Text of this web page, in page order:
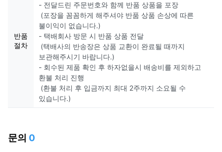
반품
절차
- 전달드린 주문번호와 함께 반품 상품을 포장
(포장을 꼼꼼하게 해주셔야 반품 상품 손상에 따른
불이익이 없습니다.)
- 택배회사 방문 시 반품 상품 전달
(택배사의 반송장은 상품 교환이 완료될 때까지
보관해주시기 바랍니다.)
- 회수된 제품 확인 후 하자없을시 배송비를 제외하고
환불 처리 진행
(환불 처리 후 입금까지 최대 2주까지 소요될 수
있습니다.)
문의 0